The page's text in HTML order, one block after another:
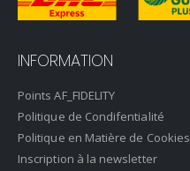
INFORMATION
Points AF_FIDELITY
Politique de Condifentialité
Politique en Matière de Cookies
Inscription à la newsletter